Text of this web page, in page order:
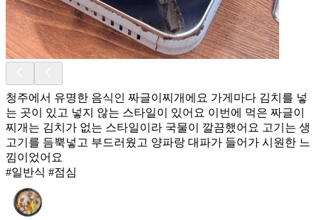
청주에서 유명한 음식인 짜글이찌개에요 가게마다 김치를 넣
는 곳이 있고 넣지 않는 스타일이 있어요 이번에 먹은 짜글이
찌개는 김치가 없는 스타일이라 국물이 깔끔했어요 고기는 생
고기를 듬뿍넣고 부드러웠고 양파랑 대파가 들어가 시원한 느
낌이었어요
#일반식 #점심